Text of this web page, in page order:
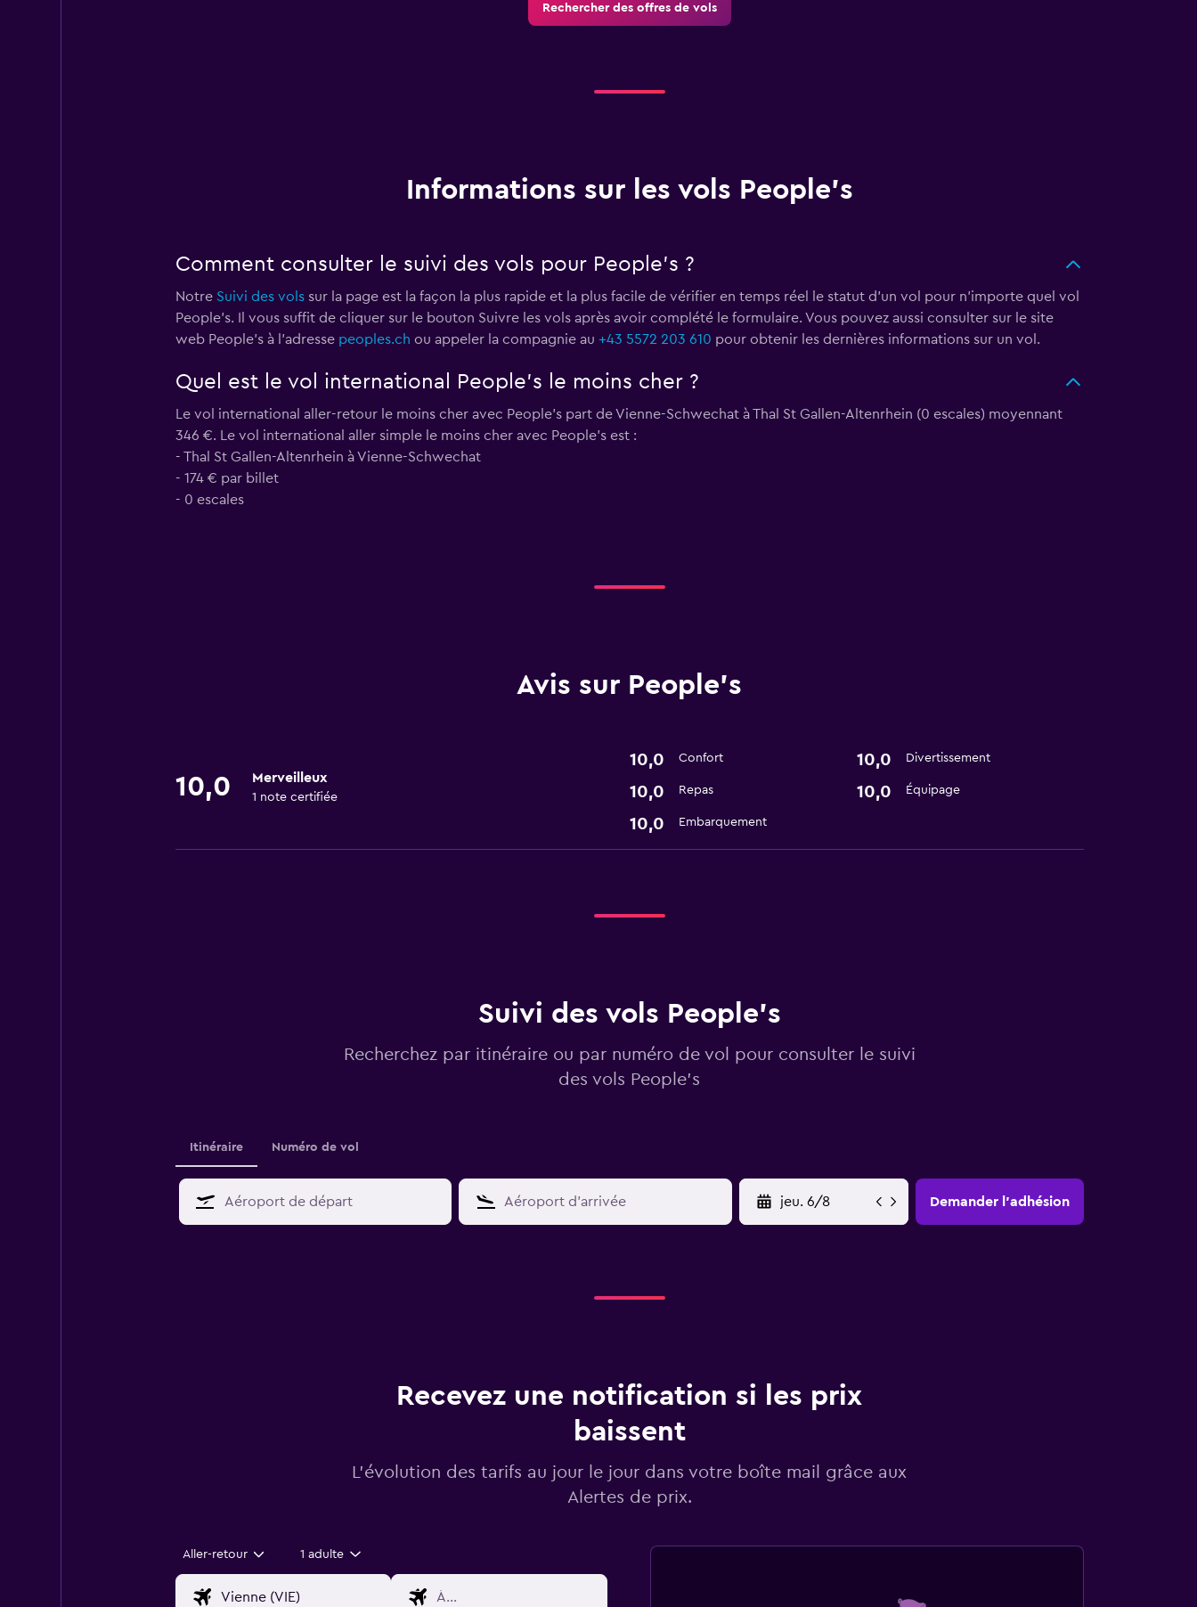
Rechercher des offres de vols
Informations sur les vols People's
Comment consulter le suivi des vols pour People's ?
Notre Suivi des volssur la page est la façon la plus rapide et la plus facile de vérifier en temps réel le statut d'un vol pour n'importe quel vol
People's. Il vous suffit de cliquer sur le bouton Suivre les vols après avoir complété le formulaire. Vous pouvez aussi consulter sur le site
web People's à l'adresse peoples.ch ou appeler la compagnie au +43 5572 203 610 pour obtenir les dernières informations sur un vol.
Quel est le vol international People's le moins cher ?
Le vol international aller-retour le moins cher avec People's part de Vienne-Schwechat à Thal St Gallen-Altenrhein (0 escales) moyennant
346 €. Le vol international aller simple le moins cher avec People's est :
- Thal St Gallen-Altenrhein à Vienne-Schwechat
- 174 € par billet
- 0 escales
Avis sur People's
10,0 Merveilleux
1 note certifiée
10,0 Confort 10,0 Divertissement
10,0 Repas 10,0 Équipage
10,0 Embarquement
Suivi des vols People's
Recherchez par itinéraire ou par numéro de vol pour consulter le suivi
des vols People's
Itinéraire Numéro de vol
Demander l’adhésion
Recevez une notification si les prix
baissent
L’évolution des tarifs au jour le jour dans votre boîte mail grâce aux
Alertes de prix.
Aller-retour 1 adulte